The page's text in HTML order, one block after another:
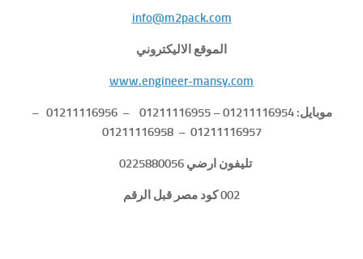
info@m2pack.com
الموقع الاليكتروني
www.engineer-mansy.com
موبايل: 01211116954 – 01211116955 – 01211116956 –
01211116957 – 01211116958
تليفون ارضي 0225880056
002 كود مصر قبل الرقم